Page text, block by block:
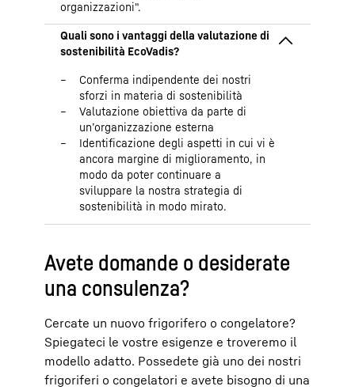
organizzazioni".
Conferma indipendente dei nostri
sforzi in materia di sostenibilità
Valutazione obiettiva da parte di
un’organizzazione esterna
Identificazione degli aspetti in cui vi è
ancora margine di miglioramento, in
modo da poter continuare a
sviluppare la nostra strategia di
sostenibilità in modo mirato.
Avete domande o desiderate
una consulenza?
Cercate un nuovo frigorifero o congelatore?
Spiegateci le vostre esigenze e troveremo il
modello adatto. Possedete già uno dei nostri
frigoriferi o congelatori e avete bisogno di una